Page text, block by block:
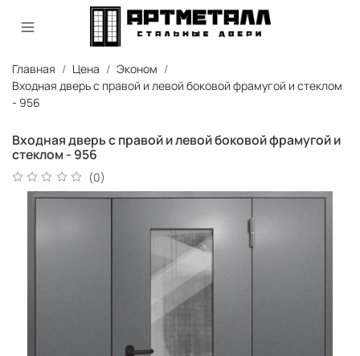
Главная Цена
Эконом
Входная дверь с правой и левой боковой фрамугой и стеклом
- 956
Входная дверь с правой и левой боковой фрамугой и
стеклом - 956
(0)